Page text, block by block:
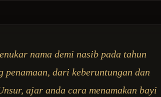
nama demi nasib pada tahun
dari keberuntungan dan
ajar anda cara menamakan bayi